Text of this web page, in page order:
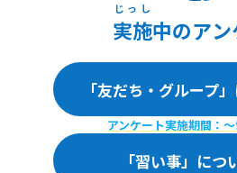
実施
じっし
中のアン
「友だち・グループ
アンケート実施期間：
「習い事」につ